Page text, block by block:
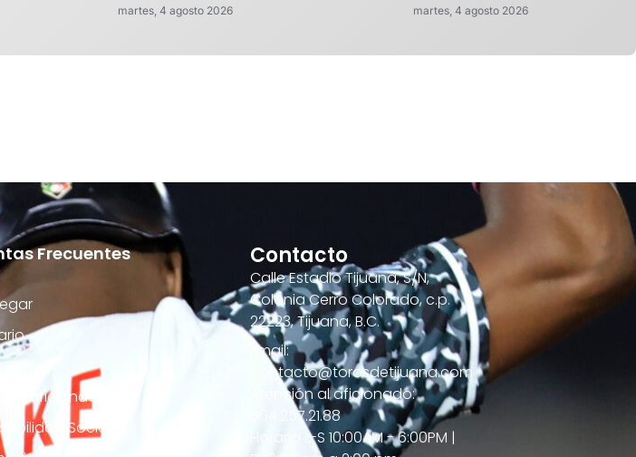
martes, 4 agosto 2026 martes, 4 agosto 2026
Frecuentes
al aficionado
Social
Contacto
Calle Estadio Tijuana, S/N,
Colonia Cerro Colorado, c.p.
22223, Tijuana, B.C.
Email:
contacto@torosdetijuana.com
Atención al aficionado:
664.257.21.88
Horario L-S 10:00AM - 6:00PM |